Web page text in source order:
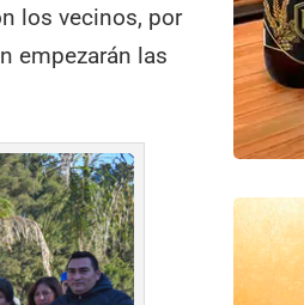
los vecinos, por
empezarán las